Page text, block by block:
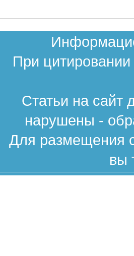
При
Статьи на сайт
нарушены -
Для размещения
вы